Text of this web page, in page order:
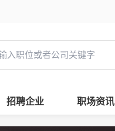
招聘企业 职场资讯